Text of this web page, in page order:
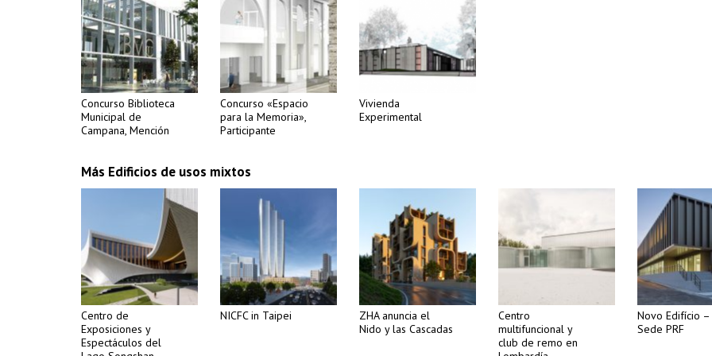
Concurso Biblioteca
Municipal de
Campana, Mención
Concurso «Espacio
para la Memoria»,
Participante
Vivienda
Experimental
Más Edificios de usos mixtos
Centro de
Exposiciones y
Espectáculos del
NICFC in Taipei
ZHA anuncia el
Nido y las Cascadas
Centro
multifuncional y
club de remo en
Novo Edifício –
Sede PRF